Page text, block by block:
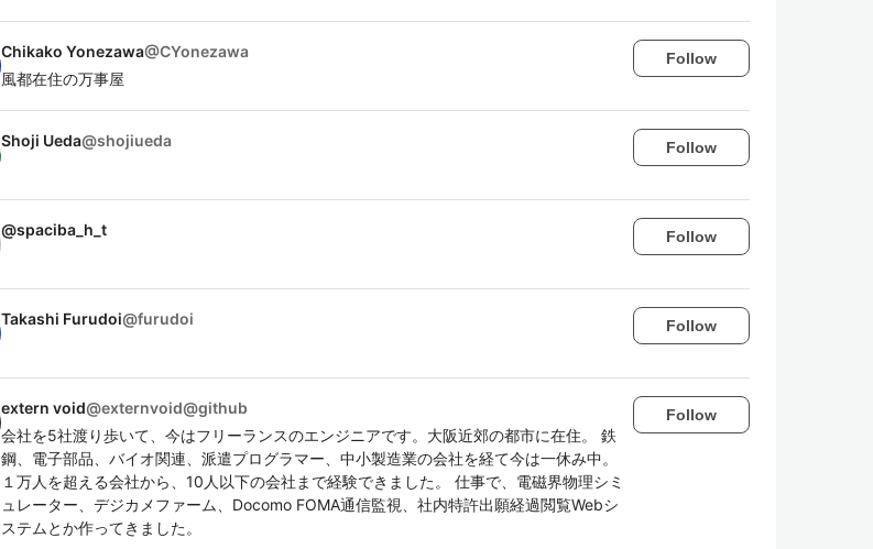
Chikako Yonezawa@CYonezawa
風都在住の万事屋
Follow
Shoji Ueda@shojiueda Follow
@spaciba_h_t Follow
Takashi Furudoi@furudoi Follow
extern void@externvoid@github
会社を5社渡り歩いて、今はフリーランスのエンジニアです。大阪近郊の都市に在住。 鉄
鋼、電子部品、バイオ関連、派遣プログラマー、中小製造業の会社を経て今は一休み中。
１万人を超える会社から、10人以下の会社まで経験できました。 仕事で、電磁界物理シミ
ュレーター、デジカメファーム、Docomo FOMA通信監視、社内特許出願経過閲覧Webシ
ステムとか作ってきました。
Follow